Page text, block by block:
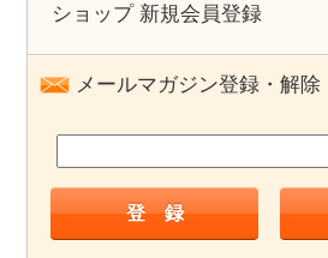
ショップ 新規会員登録
メールマガジン登録・解除